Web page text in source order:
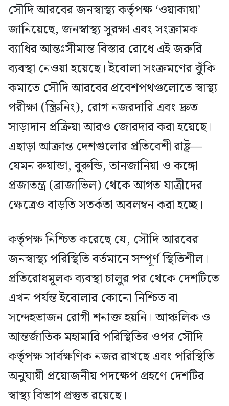
সৌদি আরবের জনস্বাস্থ্য কর্তৃপক্ষ ‘ওয়াকায়া’
জানিয়েছে, জনস্বাস্থ্য সুরক্ষা এবং সংক্রামক
ব্যাধির আন্তঃসীমান্ত বিস্তার রোধে এই জরুরি
ব্যবস্থা নেওয়া হয়েছে। ইবোলা সংক্রমণের ঝুঁকি
কমাতে সৌদি আরবের প্রবেশপথগুলোতে স্বাস্থ্য
পরীক্ষা (স্ক্রিনিং), রোগ নজরদারি এবং দ্রুত
সাড়াদান প্রক্রিয়া আরও জোরদার করা হয়েছে।
এছাড়া আক্রান্ত দেশগুলোর প্রতিবেশী রাষ্ট্র—
যেমন রুয়ান্ডা, বুরুন্ডি, তানজানিয়া ও কঙ্গো
প্রজাতন্ত্র (ব্রাজাভিল) থেকে আগত যাত্রীদের
ক্ষেত্রেও বাড়তি সতর্কতা অবলম্বন করা হচ্ছে।
কর্তৃপক্ষ নিশ্চিত করেছে যে, সৌদি আরবের
জনস্বাস্থ্য পরিস্থিতি বর্তমানে সম্পূর্ণ স্থিতিশীল।
প্রতিরোধমূলক ব্যবস্থা চালুর পর থেকে দেশটিতে
এখন পর্যন্ত ইবোলার কোনো নিশ্চিত বা
সন্দেহভাজন রোগী শনাক্ত হয়নি। আঞ্চলিক ও
আন্তর্জাতিক মহামারি পরিস্থিতির ওপর সৌদি
কর্তৃপক্ষ সার্বক্ষণিক নজর রাখছে এবং পরিস্থিতি
অনুযায়ী প্রয়োজনীয় পদক্ষেপ গ্রহণে দেশটির
স্বাস্থ্য বিভাগ প্রস্তুত রয়েছে।